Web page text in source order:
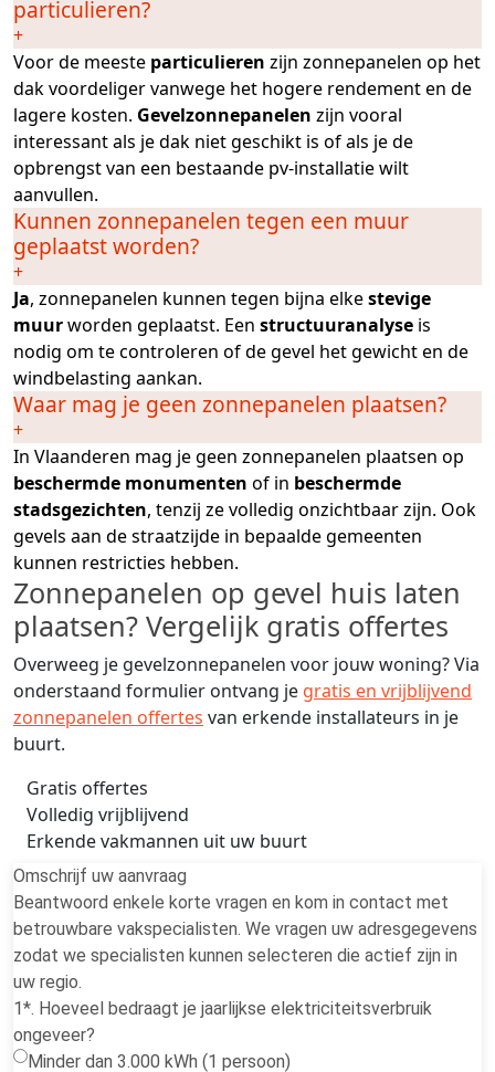
particulieren?
+
Voor de meeste particulieren zijn zonnepanelen op het
dak voordeliger vanwege het hogere rendement en de
lagere kosten. Gevelzonnepanelen zijn vooral
interessant als je dak niet geschikt is of als je de
opbrengst van een bestaande pv-installatie wilt
aanvullen.
Kunnen zonnepanelen tegen een muur
geplaatst worden?
+
Ja, zonnepanelen kunnen tegen bijna elkestevige
muurworden geplaatst. Een structuuranalyse is
nodig om te controleren of de gevel het gewicht en de
windbelasting aankan.
Waar mag je geen zonnepanelen plaatsen?
+
In Vlaanderen mag je geen zonnepanelen plaatsen op
beschermde monumenten of in beschermde
stadsgezichten, tenzij ze volledig onzichtbaar zijn. Ook
gevels aan de straatzijde in bepaalde gemeenten
kunnen restricties hebben.
Zonnepanelen op gevel huis laten
plaatsen? Vergelijk gratis offertes
Overweeg je gevelzonnepanelen voor jouw woning? Via
onderstaand formulier ontvang je gratis en vrijblijvend
zonnepanelen offertes van erkende installateurs in je
buurt.
Gratis offertes
Volledig vrijblijvend
Erkende vakmannen uit uw buurt
Omschrijf uw aanvraag
Beantwoord enkele korte vragen en kom in contact met
betrouwbare vakspecialisten. We vragen uw adresgegevens
zodat we specialisten kunnen selecteren die actief zijn in
uw regio.
1*. Hoeveel bedraagt je jaarlijkse elektriciteitsverbruik
ongeveer?
Minder dan 3.000 kWh (1 persoon)